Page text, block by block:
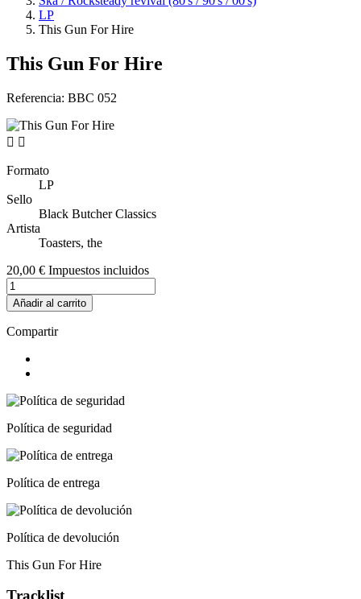
LP
This Gun For Hire
This Gun For Hire
Referencia: BBC 052
 
Formato
LP
Sello
Black Butcher Classics
Artista
Toasters, the
20,00 € Impuestos incluidos
Añadir al carrito
Compartir
Política de seguridad
Política de entrega
Política de devolución
This Gun For Hire